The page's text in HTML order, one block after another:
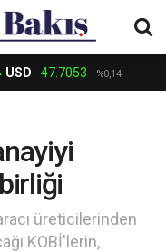
USD 47.7053 %0,14
üreticilerinden
KOBİ'lerin,